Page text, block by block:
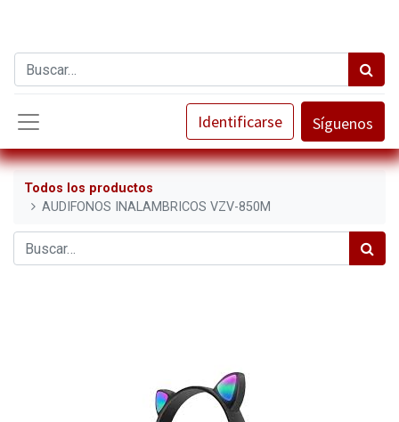
Identificarse Síguenos
Todos los productos
AUDIFONOS INALAMBRICOS VZV-850M